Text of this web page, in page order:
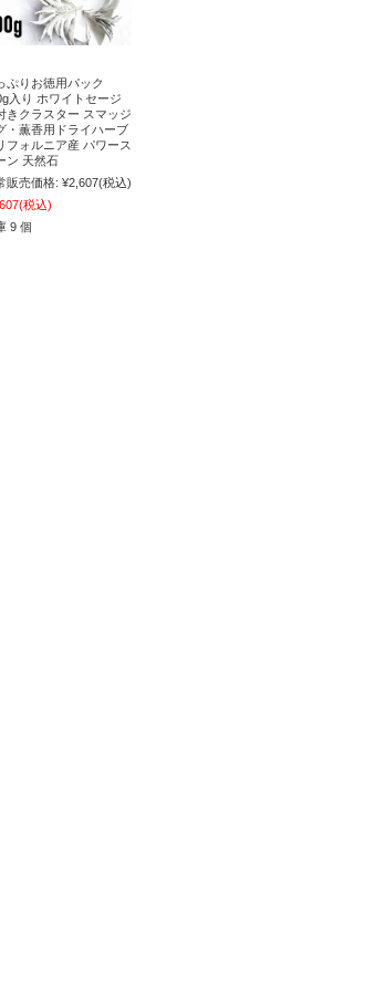
ぷりお徳用パック
入り ホワイトセージ
きクラスター スマッジ
・薫香用ドライハーブ
フォルニア産 パワース
ン 天然石
販売価格: ¥2,607(税込)
(税込)
9 個